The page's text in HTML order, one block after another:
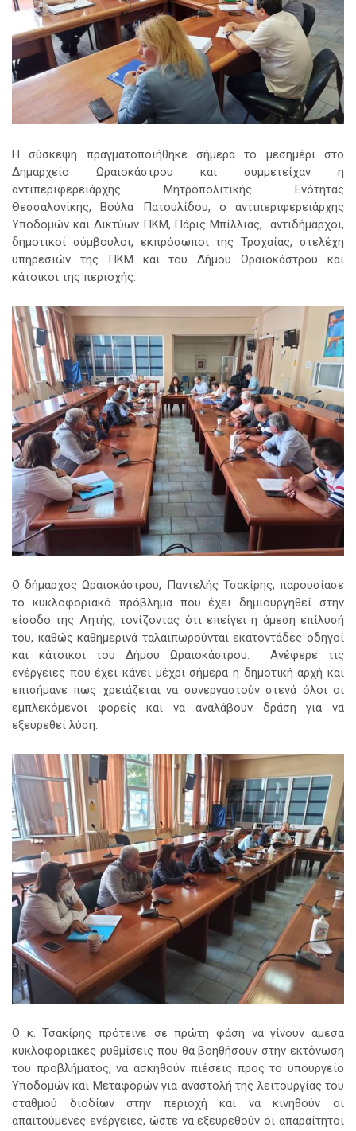
Η σύσκεψη πραγματοποιήθηκε σήμερα το μεσημέρι στο
Δημαρχείο Ωραιοκάστρου και συμμετείχαν η
αντιπεριφερειάρχης Μητροπολιτικής Ενότητας
Θεσσαλονίκης, Βούλα Πατουλίδου, ο αντιπεριφερειάρχης
Υποδομών και Δικτύων ΠΚΜ, Πάρις Μπίλλιας, αντιδήμαρχοι,
δημοτικοί σύμβουλοι, εκπρόσωποι της Τροχαίας, στελέχη
υπηρεσιών της ΠΚΜ και του Δήμου Ωραιοκάστρου και
κάτοικοι της περιοχής.
Ο δήμαρχος Ωραιοκάστρου, Παντελής Τσακίρης, παρουσίασε
το κυκλοφοριακό πρόβλημα που έχει δημιουργηθεί στην
είσοδο της Λητής, τονίζοντας ότι επείγει η άμεση επίλυσή
του, καθώς καθημερινά ταλαιπωρούνται εκατοντάδες οδηγοί
και κάτοικοι του Δήμου Ωραιοκάστρου. Ανέφερε τις
ενέργειες που έχει κάνει μέχρι σήμερα η δημοτική αρχή και
επισήμανε πως χρειάζεται να συνεργαστούν στενά όλοι οι
εμπλεκόμενοι φορείς και να αναλάβουν δράση για να
εξευρεθεί λύση.
Ο κ. Τσακίρης πρότεινε σε πρώτη φάση να γίνουν άμεσα
κυκλοφοριακές ρυθμίσεις που θα βοηθήσουν στην εκτόνωση
του προβλήματος, να ασκηθούν πιέσεις προς το υπουργείο
Υποδομών και Μεταφορών για αναστολή της λειτουργίας του
σταθμού διοδίων στην περιοχή και να κινηθούν οι
απαιτούμενες ενέργειες, ώστε να εξευρεθούν οι απαραίτητοι